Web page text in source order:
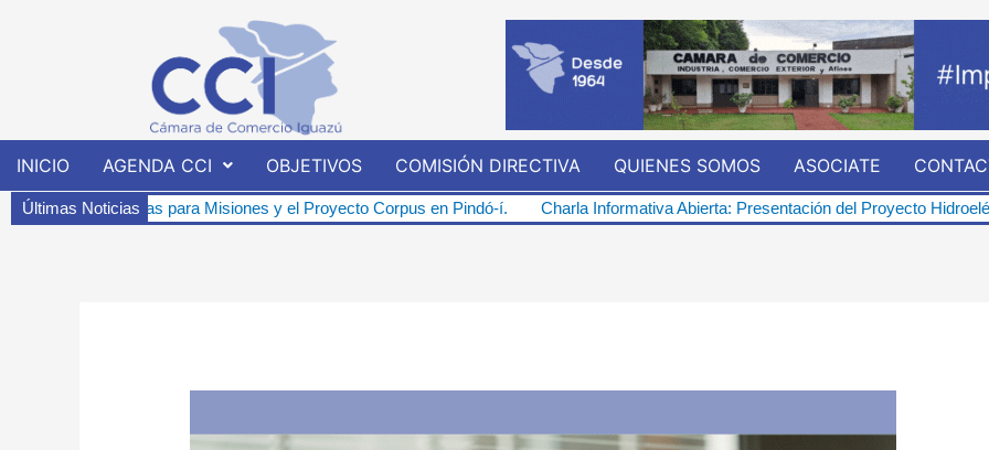
INICIO AGENDA CCI OBJETIVOS COMISIÓN DIRECTIVA QUIENES SOMOS ASOCIATE
Últimas Noticias
para Misiones y el Proyecto Corpus en Pindó-í. Charla Informativa Abierta: Presentación del Proyecto Hidroeléctrico “Represa